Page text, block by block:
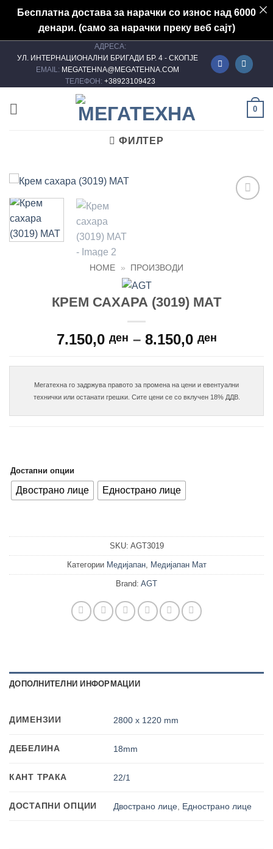
Бесплатна достава за нарачки со износ над 6000
денари. (само за нарачки преку веб сајт)
АДРЕСА:
УЛ. ИНТЕРНАЦИОНАЛНИ БРИГАДИ БР. 4 - СКОПЈЕ
EMAIL: MEGATEHNA@MEGATEHNA.COM
ТЕЛЕФОН: +38923109423
0
ФИЛТЕР
HOME » ПРОИЗВОДИ
КРЕМ САХАРА (3019) МАТ
7.150,0 ден – 8.150,0 денPrice
7.150,0
through
8.150,0
Мегатехна го задржува правото за промена на цени и евентуални
Достапни опции
Двострано лице Еднострано лице
SKU: AGT3019
Категории Медијапан, Медијапан Мат
Brand: AGT
ДОПОЛНИТЕЛНИ ИНФОРМАЦИИ
ДИМЕНЗИИ 2800 х 1220 mm
ДЕБЕЛИНА 18mm
КАНТ ТРАКА 22/1
ДОСТАПНИ ОПЦИИ Двострано лице Еднострано лице